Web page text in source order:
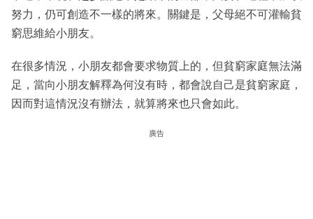
努力，仍可創造不一樣的將來。關鍵是，父母絕不可灌輸貧
窮思維給小朋友。
在很多情況，小朋友都會要求物質上的，但貧窮家庭無法滿
足，當向小朋友解釋為何沒有時，都會說自己是貧窮家庭，
因而對這情況沒有辦法，就算將來也只會如此。
廣告